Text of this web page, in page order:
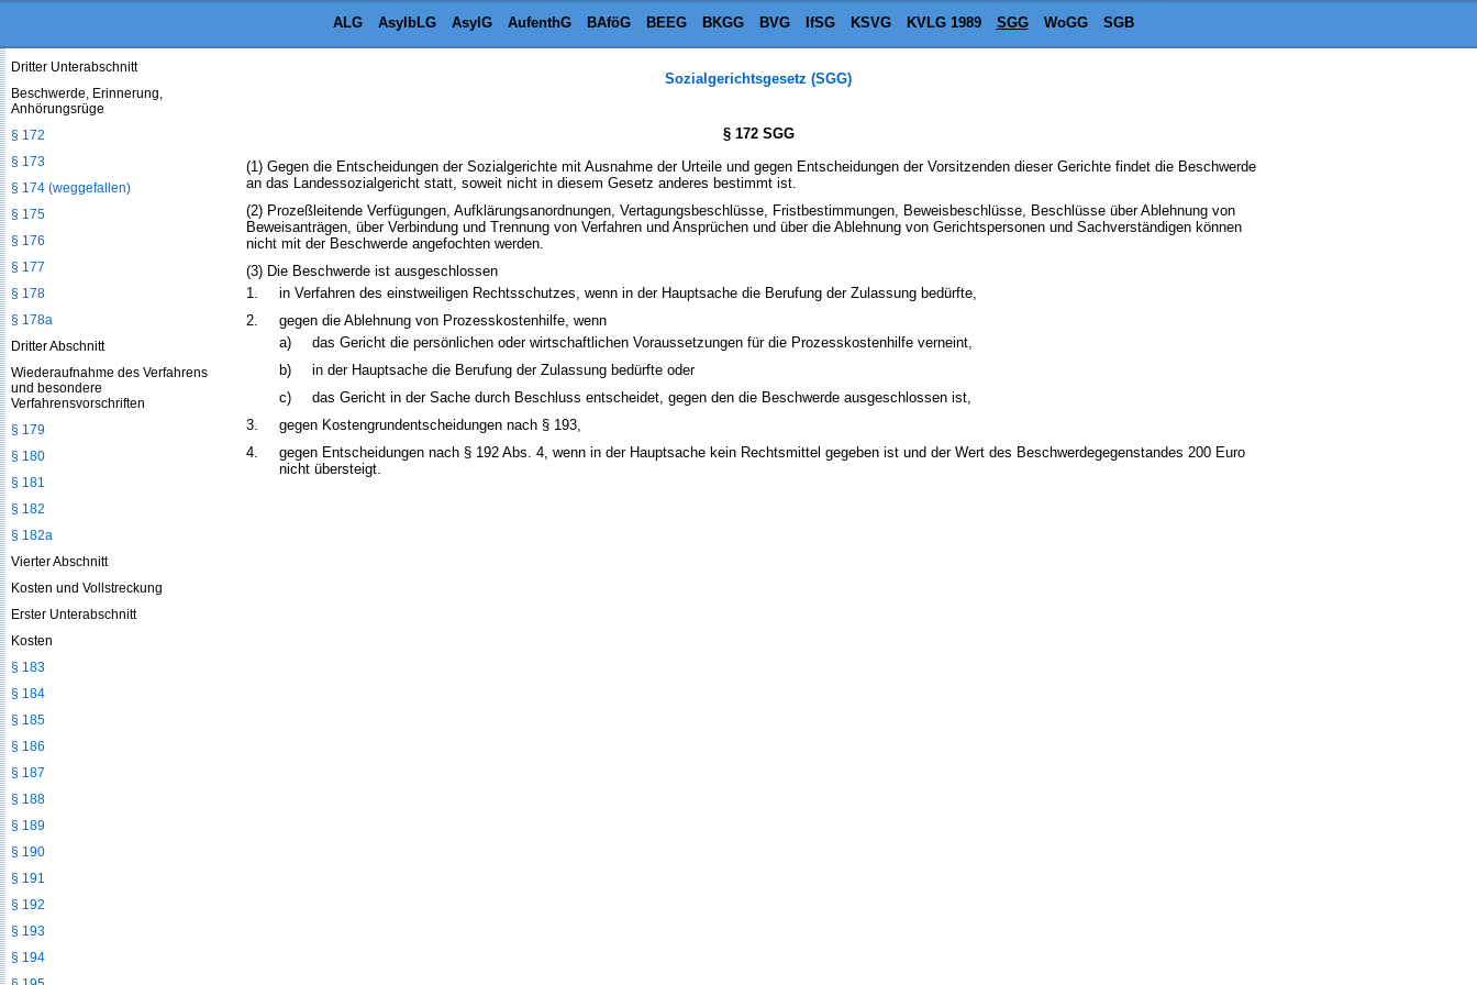
ALG AsylbLG AsylG AufenthG BAföG BEEG BKGG BVG IfSG KSVG KVLG 1989 SGG WoGG SGB
Sozialgerichtsgesetz (SGG)
§ 172 SGG
(1) Gegen die Entscheidungen der Sozialgerichte mit Ausnahme der Urteile und gegen Entscheidungen der Vorsitzenden dieser Gerichte findet die Beschwerde
an das Landessozialgericht statt, soweit nicht in diesem Gesetz anderes bestimmt ist.
(2) Prozeßleitende Verfügungen, Aufklärungsanordnungen, Vertagungsbeschlüsse, Fristbestimmungen, Beweisbeschlüsse, Beschlüsse über Ablehnung von
Beweisanträgen, über Verbindung und Trennung von Verfahren und Ansprüchen und über die Ablehnung von Gerichtspersonen und Sachverständigen können
nicht mit der Beschwerde angefochten werden.
(3) Die Beschwerde ist ausgeschlossen
1.
in Verfahren des einstweiligen Rechtsschutzes, wenn in der Hauptsache die Berufung der Zulassung bedürfte,
2.
gegen die Ablehnung von Prozesskostenhilfe, wenn
a)
das Gericht die persönlichen oder wirtschaftlichen Voraussetzungen für die Prozesskostenhilfe verneint,
b)
in der Hauptsache die Berufung der Zulassung bedürfte oder
c)
das Gericht in der Sache durch Beschluss entscheidet, gegen den die Beschwerde ausgeschlossen ist,
3.
gegen Kostengrundentscheidungen nach § 193,
4.
gegen Entscheidungen nach § 192 Abs. 4, wenn in der Hauptsache kein Rechtsmittel gegeben ist und der Wert des Beschwerdegegenstandes 200 Euro
nicht übersteigt.
Dritter Unterabschnitt
Beschwerde, Erinnerung,
Anhörungsrüge
§ 172
§ 173
§ 174 (weggefallen)
§ 175
§ 176
§ 177
§ 178
§ 178a
Dritter Abschnitt
Wiederaufnahme des Verfahrens
und besondere
Verfahrensvorschriften
§ 179
§ 180
§ 181
§ 182
§ 182a
Vierter Abschnitt
Kosten und Vollstreckung
Erster Unterabschnitt
Kosten
§ 183
§ 184
§ 185
§ 186
§ 187
§ 188
§ 189
§ 190
§ 191
§ 192
§ 193
§ 194